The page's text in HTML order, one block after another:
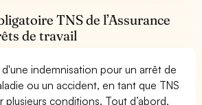
TNS de l’Assurance
de travail
indemnisation pour un arrêt de
ou un accident, en tant que TNS
plusieurs conditions. Tout d’abord,